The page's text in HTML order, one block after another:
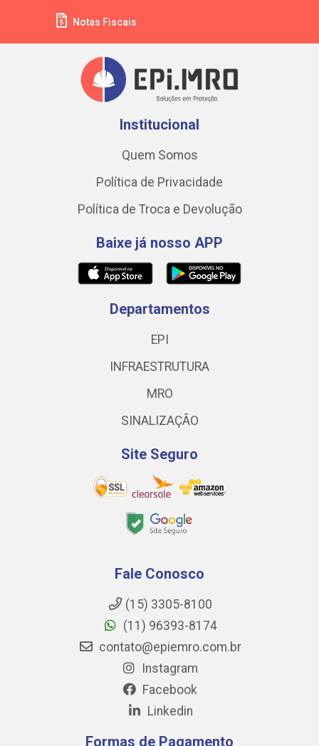
Notas Fiscais
Institucional
Quem Somos
Política de Privacidade
Política de Troca e Devolução
Baixe já nosso APP
Departamentos
EPI
INFRAESTRUTURA
MRO
SINALIZAÇÃO
Site Seguro
Fale Conosco
(15) 3305-8100
(11) 96393-8174
contato@epiemro.com.br
Instagram
Facebook
Linkedin
Formas de Pagamento